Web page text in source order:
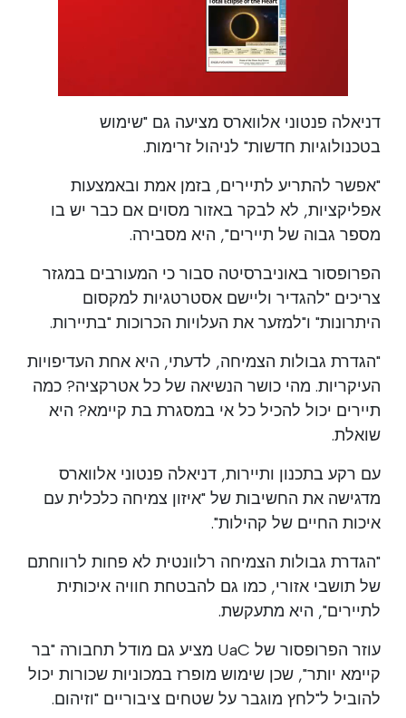
דניאלה פנטוני אלווארס מציעה גם "שימוש
בטכנולוגיות חדשות" לניהול זרימות.
"אפשר להתריע לתיירים, בזמן אמת ובאמצעות
אפליקציות, לא לבקר באזור מסוים אם כבר יש בו
מספר גבוה של תיירים", היא מסבירה.
הפרופסור באוניברסיטה סבור כי המעורבים במגזר
צריכים "להגדיר וליישם אסטרטגיות למקסום
היתרונות" ו"למזער את העלויות הכרוכות "בתיירות.
"הגדרת גבולות הצמיחה, לדעתי, היא אחת העדיפויות
העיקריות. מהי כושר הנשיאה של כל אטרקציה? כמה
תיירים יכול להכיל כל אי במסגרת בת קיימא? היא
שואלת.
עם רקע בתכנון ותיירות, דניאלה פנטוני אלווארס
מדגישה את החשיבות של "איזון צמיחה כלכלית עם
איכות החיים של קהילות".
"הגדרת גבולות הצמיחה רלוונטית לא פחות לרווחתם
של תושבי אזורי, כמו גם להבטחת חוויה איכותית
לתיירים", היא מתעקשת.
עוזר הפרופסור של UaC מציע גם מודל תחבורה "בר
קיימא יותר", שכן שימוש מופרז במכוניות שכורות יכול
להוביל ל"לחץ מוגבר על שטחים ציבוריים "וזיהום.